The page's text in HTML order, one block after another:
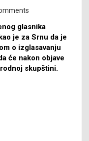
glasnika
je za Srnu da je
o izglasavanju
će nakon objave
skupštini.